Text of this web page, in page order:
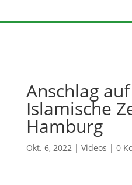
Anschlag
Islamische
Hamburg
Okt. 6, 2022| Videos | 0